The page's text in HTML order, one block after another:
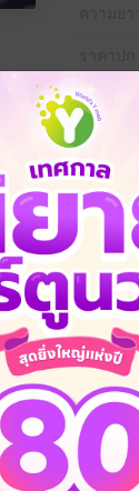
สุดหล่อ จนเกิดคว
นะเจ้านาย แต่เขา
วข้างกาย แต่คว
บแฟน
น
สาว เธอดูแลเขาทุ